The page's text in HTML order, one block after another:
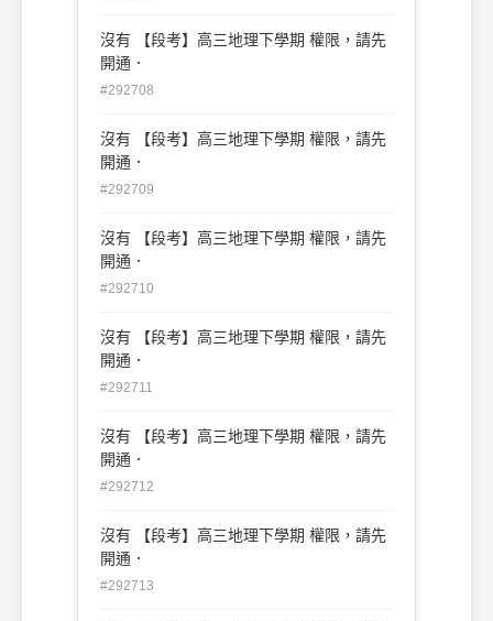
沒有 【段考】高三地理下學期 權限，請先
開通．
#292708
沒有 【段考】高三地理下學期 權限，請先
開通．
#292709
沒有 【段考】高三地理下學期 權限，請先
開通．
#292710
沒有 【段考】高三地理下學期 權限，請先
開通．
#292711
沒有 【段考】高三地理下學期 權限，請先
開通．
#292712
沒有 【段考】高三地理下學期 權限，請先
開通．
#292713